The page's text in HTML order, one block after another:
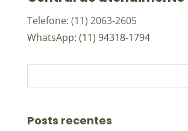
Telefone: (11) 2063-2605
WhatsApp: (11) 94318-1794
Posts recentes